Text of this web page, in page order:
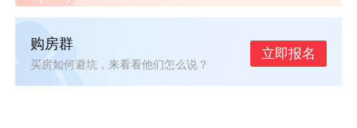
购房群
买房如何避坑，来看看他们怎么说？
立即报名